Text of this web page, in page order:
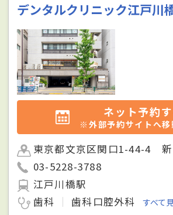
デンタルクリニック江戸川
ネット予約
※外部予約サイトへ移
東京都文京区関口1-44-4 新
03-5228-3788
江戸川橋駅
歯科
歯科口腔外科 すべて